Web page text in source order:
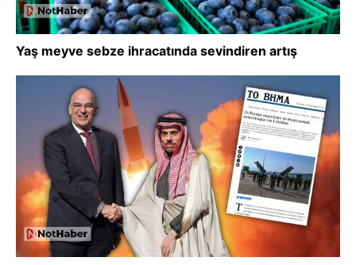
Yaş meyve sebze ihracatında sevindiren artış